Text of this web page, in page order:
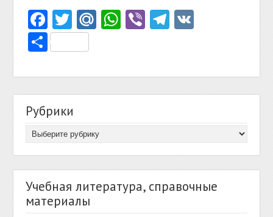
Facebook
TwitterMail.Ru
WhatsApp
ViberTelegram
Отправить
Рубрики
Учебная литература, справочные
материалы